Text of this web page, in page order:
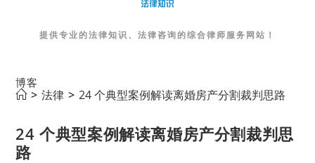
提供专业的法律知识、法律咨询的综合律师服务网站！
博客
> 法律 > 24 个典型案例解读离婚房产分割裁判思路
24 个典型案例解读离婚房产分割裁判思
路